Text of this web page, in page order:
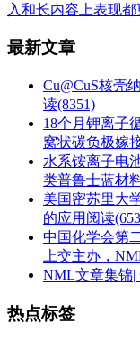
入和长内容上表现都
最新文章
Cu@CuS核壳
读(8351)
18个月钾离子
窝状碳负极嫁
水系铵离子电
类普鲁士蓝材
美国密苏里大
的应用 阅读
中国化学会第
上交主办，
NML文章集锦|
热点标签